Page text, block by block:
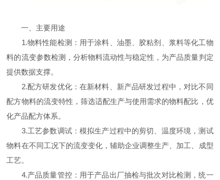
一、主要用途
1.物料性能检测：用于涂料、油墨、胶粘剂、浆料等化工物
料的流变参数检测，分析物料流动性与稳定性，为产品质量判定
提供数据支撑。
2.配方研发优化：在新材料、新产品研发过程中，对比不同
配方物料的流变特性，筛选适配生产与使用需求的物料配比，优
化产品配方体系。
3.工艺参数调试：模拟生产过程中的剪切、温度环境，测试
物料在不同工况下的流变变化，辅助企业调整生产、加工、成型
工艺。
4.产品质量管控：用于产品出厂抽检与批次对比检测，统一